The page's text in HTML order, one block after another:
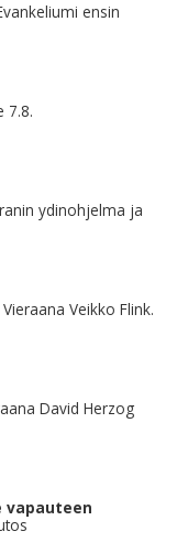
ensin
7.8.
ydinohjelma ja
Vieraana Veikko Flink.
David Herzog
vapauteen